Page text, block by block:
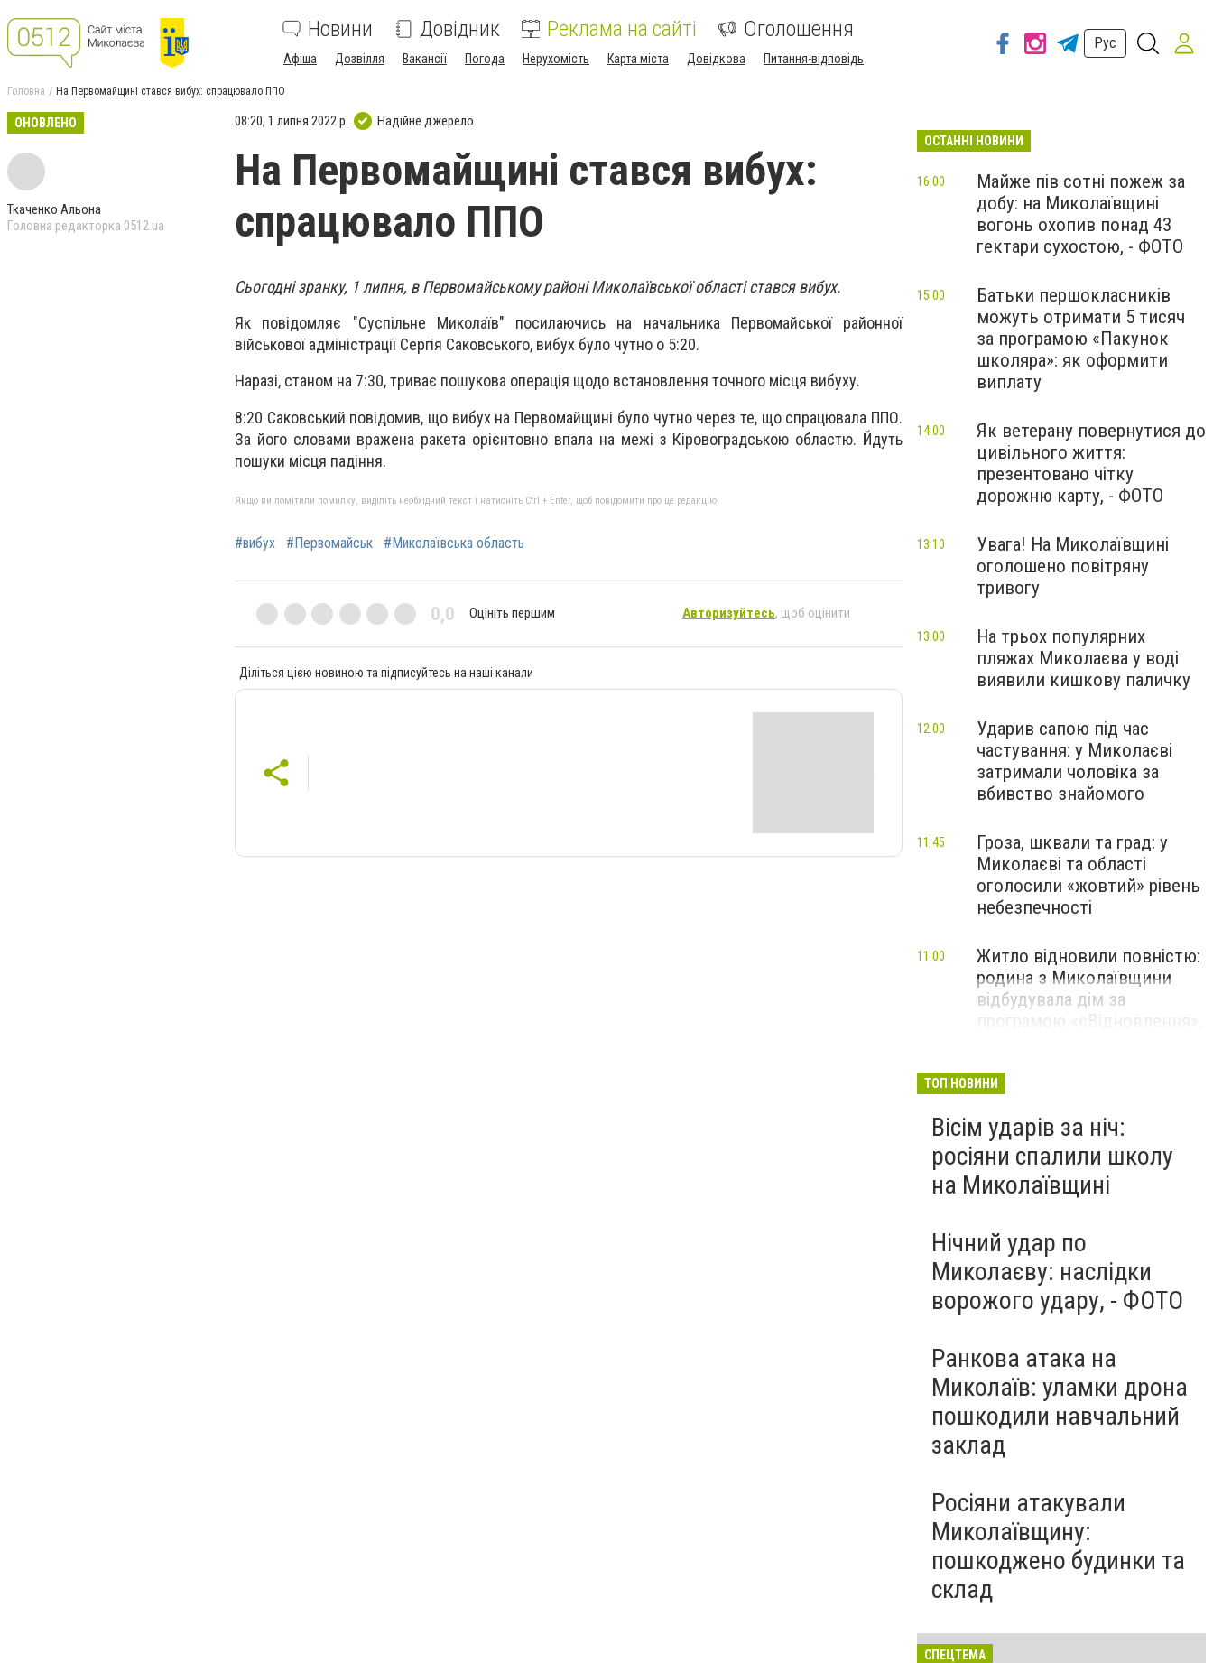
Новини Довідник Реклама на сайті Оголошення
Афіша Дозвілля Вакансії Погода Нерухомість Карта міста Довідкова Питання-відповідь
Рус
Головна На Первомайщині стався вибух: спрацювало ППО
ОНОВЛЕНО
Ткаченко Альона
Головна редакторка 0512.ua
08:20, 1 липня 2022 р. Надійне джерело
На Первомайщині стався вибух:
спрацювало ППО
Сьогодні зранку, 1 липня, в Первомайському районі Миколаївської області стався вибух.
Як повідомляє "Суспільне Миколаїв" посилаючись на начальника Первомайської районної
військової адміністрації Сергія Саковського, вибух було чутно о 5:20.
Наразі, станом на 7:30, триває пошукова операція щодо встановлення точного місця вибуху.
8:20 Саковський повідомив, що вибух на Первомайщині було чутно через те, що спрацювала ППО.
За його словами вражена ракета орієнтовно впала на межі з Кіровоградською областю. Йдуть
пошуки місця падіння.
Якщо ви помітили помилку, виділіть необхідний текст і натисніть Ctrl + Enter, щоб повідомити про це редакцію
#вибух #Первомайськ #Миколаївська область
0,0 Оцініть першим Авторизуйтесь, щоб оцінити
Діліться цією новиною та підписуйтесь на наші канали
ОСТАННІ НОВИНИ
Майже пів сотні пожеж за
добу: на Миколаївщині
вогонь охопив понад 43
гектари сухостою, - ФОТО
16:00
Батьки першокласників
можуть отримати 5 тисяч
за програмою «Пакунок
школяра»: як оформити
виплату
15:00
Як ветерану повернутися до
цивільного життя:
презентовано чітку
дорожню карту, - ФОТО
14:00
Увага! На Миколаївщині
оголошено повітряну
тривогу
13:10
На трьох популярних
пляжах Миколаєва у воді
виявили кишкову паличку
13:00
Ударив сапою під час
частування: у Миколаєві
затримали чоловіка за
вбивство знайомого
12:00
Гроза, шквали та град: у
Миколаєві та області
оголосили «жовтий» рівень
небезпечності
11:45
Житло відновили повністю:
родина з Миколаївщини
відбудувала дім за
програмою «єВідновлення»,
11:00
ТОП НОВИНИ
Вісім ударів за ніч:
росіяни спалили школу
на Миколаївщині
Нічний удар по
Миколаєву: наслідки
ворожого удару, - ФОТО
Ранкова атака на
Миколаїв: уламки дрона
пошкодили навчальний
заклад
Росіяни атакували
Миколаївщину:
пошкоджено будинки та
склад
СПЕЦТЕМА